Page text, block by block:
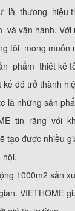
thương hiệu
và vận hành.
tôi mong muốn
phẩm thiết kế
đó trở thành
là những sản
tin rằng với
tạo được nhiều
hội.
1000m2 sản
VIETHOME